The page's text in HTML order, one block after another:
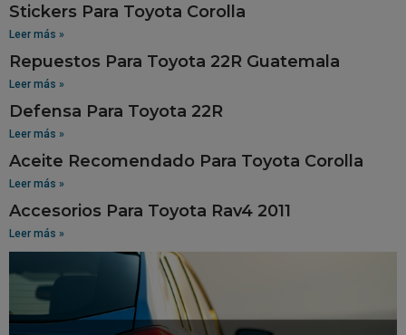
Stickers Para Toyota Corolla
Leer más »
Repuestos Para Toyota 22R Guatemala
Leer más »
Defensa Para Toyota 22R
Leer más »
Aceite Recomendado Para Toyota Corolla
Leer más »
Accesorios Para Toyota Rav4 2011
Leer más »